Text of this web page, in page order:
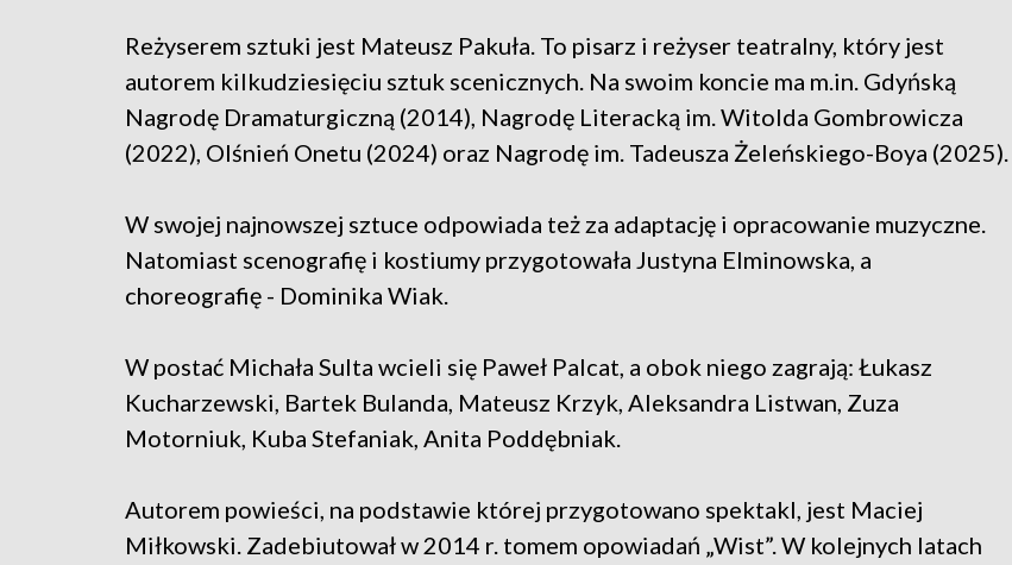
Reżyserem sztuki jest Mateusz Pakuła. To pisarz i reżyser teatralny, który jest
autorem kilkudziesięciu sztuk scenicznych. Na swoim koncie ma m.in. Gdyńską
Nagrodę Dramaturgiczną (2014), Nagrodę Literacką im. Witolda Gombrowicza
(2022), Olśnień Onetu (2024) oraz Nagrodę im. Tadeusza Żeleńskiego-Boya (2025).
W swojej najnowszej sztuce odpowiada też za adaptację i opracowanie muzyczne.
Natomiast scenografię i kostiumy przygotowała Justyna Elminowska, a
choreografię - Dominika Wiak.
W postać Michała Sulta wcieli się Paweł Palcat, a obok niego zagrają: Łukasz
Kucharzewski, Bartek Bulanda, Mateusz Krzyk, Aleksandra Listwan, Zuza
Motorniuk, Kuba Stefaniak, Anita Poddębniak.
Autorem powieści, na podstawie której przygotowano spektakl, jest Maciej
Miłkowski. Zadebiutował w 2014 r. tomem opowiadań „Wist”. W kolejnych latach